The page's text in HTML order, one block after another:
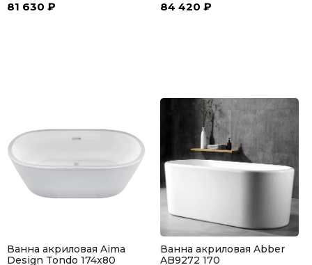
81 630 ₽ 84 420 ₽
Ванна акриловая Aima
Design Tondo 174x80
Ванна акриловая Abber
AB9272 170